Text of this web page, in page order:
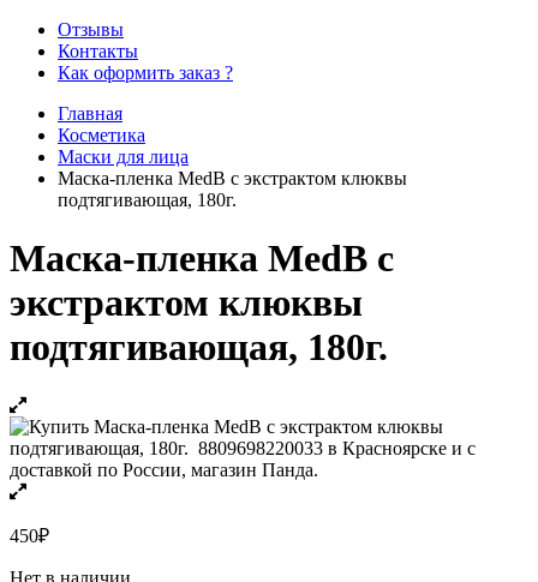
Отзывы
Контакты
Как оформить заказ ?
Главная
Косметика
Маски для лица
Маска-пленка MedB с экстрактом клюквы
подтягивающая, 180г.
Маска-пленка MedB с
экстрактом клюквы
подтягивающая, 180г.
450₽